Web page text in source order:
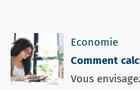
Economie
Comment
Vous